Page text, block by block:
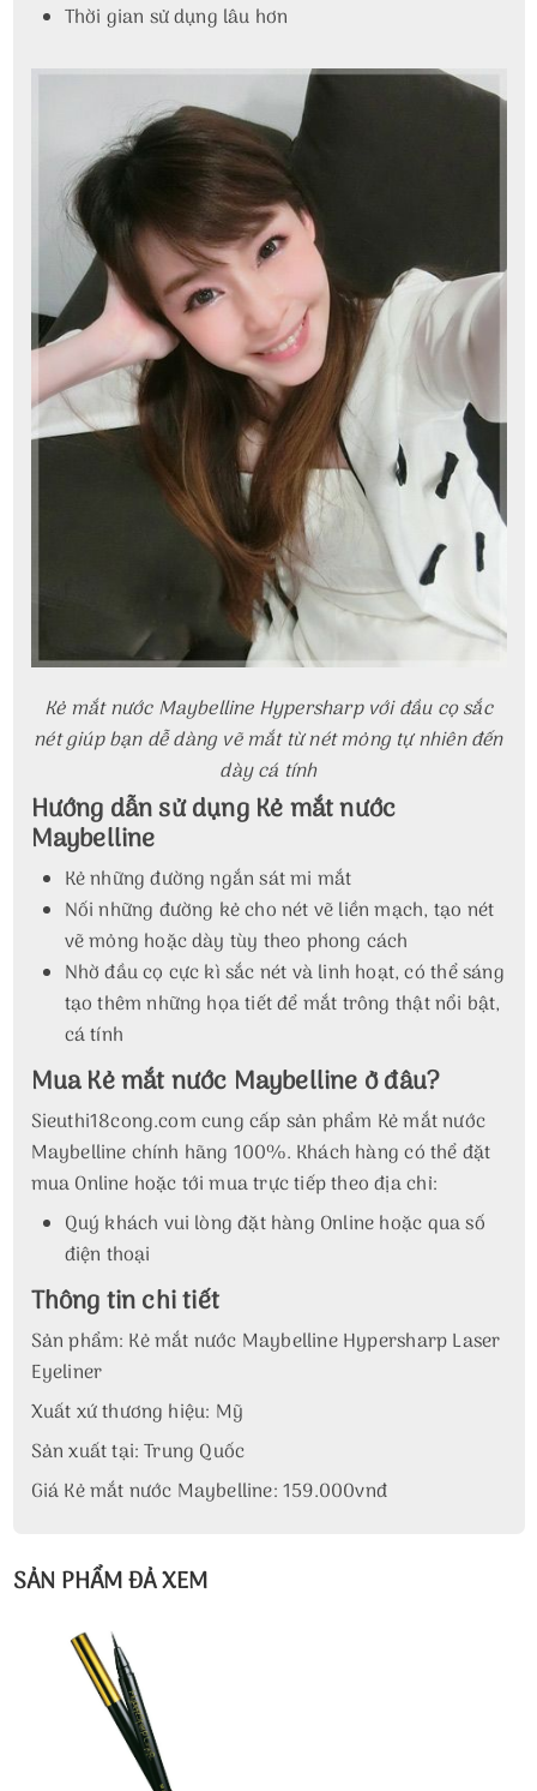
Thời gian sử dụng lâu hơn
Kẻ mắt nước Maybelline Hypersharp với đầu cọ sắc
nét giúp bạn dễ dàng vẽ mắt từ nét mỏng tự nhiên đến
dày cá tính
Hướng dẫn sử dụng Kẻ mắt nước
Maybelline
Kẻ những đường ngắn sát mi mắt
Nối những đường kẻ cho nét vẽ liền mạch, tạo nét
vẽ mỏng hoặc dày tùy theo phong cách
Nhờ đầu cọ cực kì sắc nét và linh hoạt, có thể sáng
tạo thêm những họa tiết để mắt trông thật nổi bật,
cá tính
Mua Kẻ mắt nước Maybelline ở đâu?
Sieuthi18cong.com cung cấp sản phẩm Kẻ mắt nước
Maybelline chính hãng 100%. Khách hàng có thể đặt
mua Online hoặc tới mua trực tiếp theo địa chỉ:
Quý khách vui lòng đặt hàng Online hoặc qua số
điện thoại
Thông tin chi tiết
Sản phẩm: Kẻ mắt nước Maybelline Hypersharp Laser
Eyeliner
Xuất xứ thương hiệu: Mỹ
Sản xuất tại: Trung Quốc
Giá Kẻ mắt nước Maybelline: 159.000vnđ
SẢN PHẨM ĐẢ XEM